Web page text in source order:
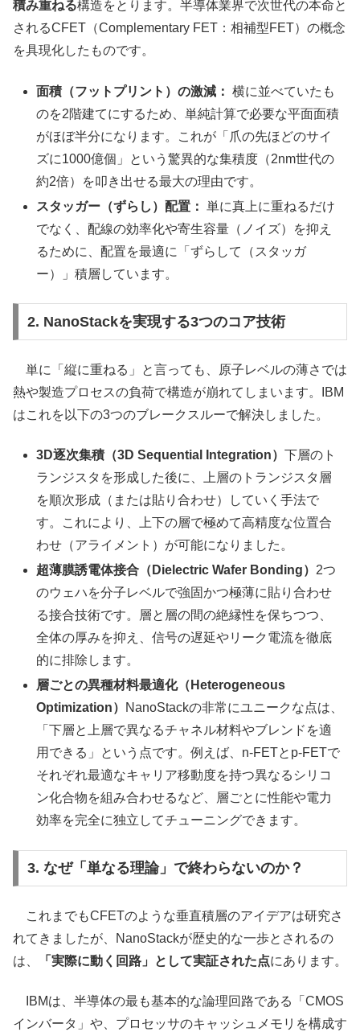
積み重ねる構造をとります。半導体業界で次世代の本命と
されるCFET（Complementary FET：相補型FET）の概念
を具現化したものです。
面積（フットプリント）の激減： 横に並べていたも
のを2階建てにするため、単純計算で必要な平面面積
がほぼ半分になります。これが「爪の先ほどのサイ
ズに1000億個」という驚異的な集積度（2nm世代の
約2倍）を叩き出せる最大の理由です。
スタッガー（ずらし）配置： 単に真上に重ねるだけ
でなく、配線の効率化や寄生容量（ノイズ）を抑え
るために、配置を最適に「ずらして（スタッガ
ー）」積層しています。
2. NanoStackを実現する3つのコア技術
単に「縦に重ねる」と言っても、原子レベルの薄さでは
熱や製造プロセスの負荷で構造が崩れてしまいます。IBM
はこれを以下の3つのブレークスルーで解決しました。
3D逐次集積（3D Sequential Integration）下層のト
ランジスタを形成した後に、上層のトランジスタ層
を順次形成（または貼り合わせ）していく手法で
す。これにより、上下の層で極めて高精度な位置合
わせ（アライメント）が可能になりました。
超薄膜誘電体接合（Dielectric Wafer Bonding） 2つ
のウェハを分子レベルで強固かつ極薄に貼り合わせ
る接合技術です。層と層の間の絶縁性を保ちつつ、
全体の厚みを抑え、信号の遅延やリーク電流を徹底
的に排除します。
層ごとの異種材料最適化（Heterogeneous
Optimization）
NanoStackの非常にユニークな点は、
「下層と上層で異なるチャネル材料やブレンドを適
用できる」という点です。例えば、n-FETとp-FETで
それぞれ最適なキャリア移動度を持つ異なるシリコ
ン化合物を組み合わせるなど、層ごとに性能や電力
効率を完全に独立してチューニングできます。
3. なぜ「単なる理論」で終わらないのか？
これまでもCFETのような垂直積層のアイデアは研究さ
れてきましたが、NanoStackが歴史的な一歩とされるの
は、
「実際に動く回路」として実証された点にあります。
IBMは、半導体の最も基本的な論理回路である「CMOS
インバータ」や、プロセッサのキャッシュメモリを構成す